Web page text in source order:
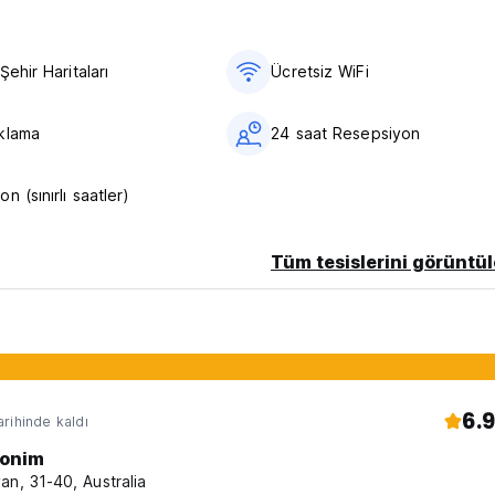
festivalimizde portatif bir türbe taşıma şansımız var ve düzenli
ve Japonya hakkında en güncel bilgileri almayı
international-meetup-tokyo/ (Auto-translated from original
Haritaları Ücretsiz WiFi
24 saat Resepsiyon
(sınırlı saatler)
Tüm tesislerini
kaldı 6.9
31-40, Australia